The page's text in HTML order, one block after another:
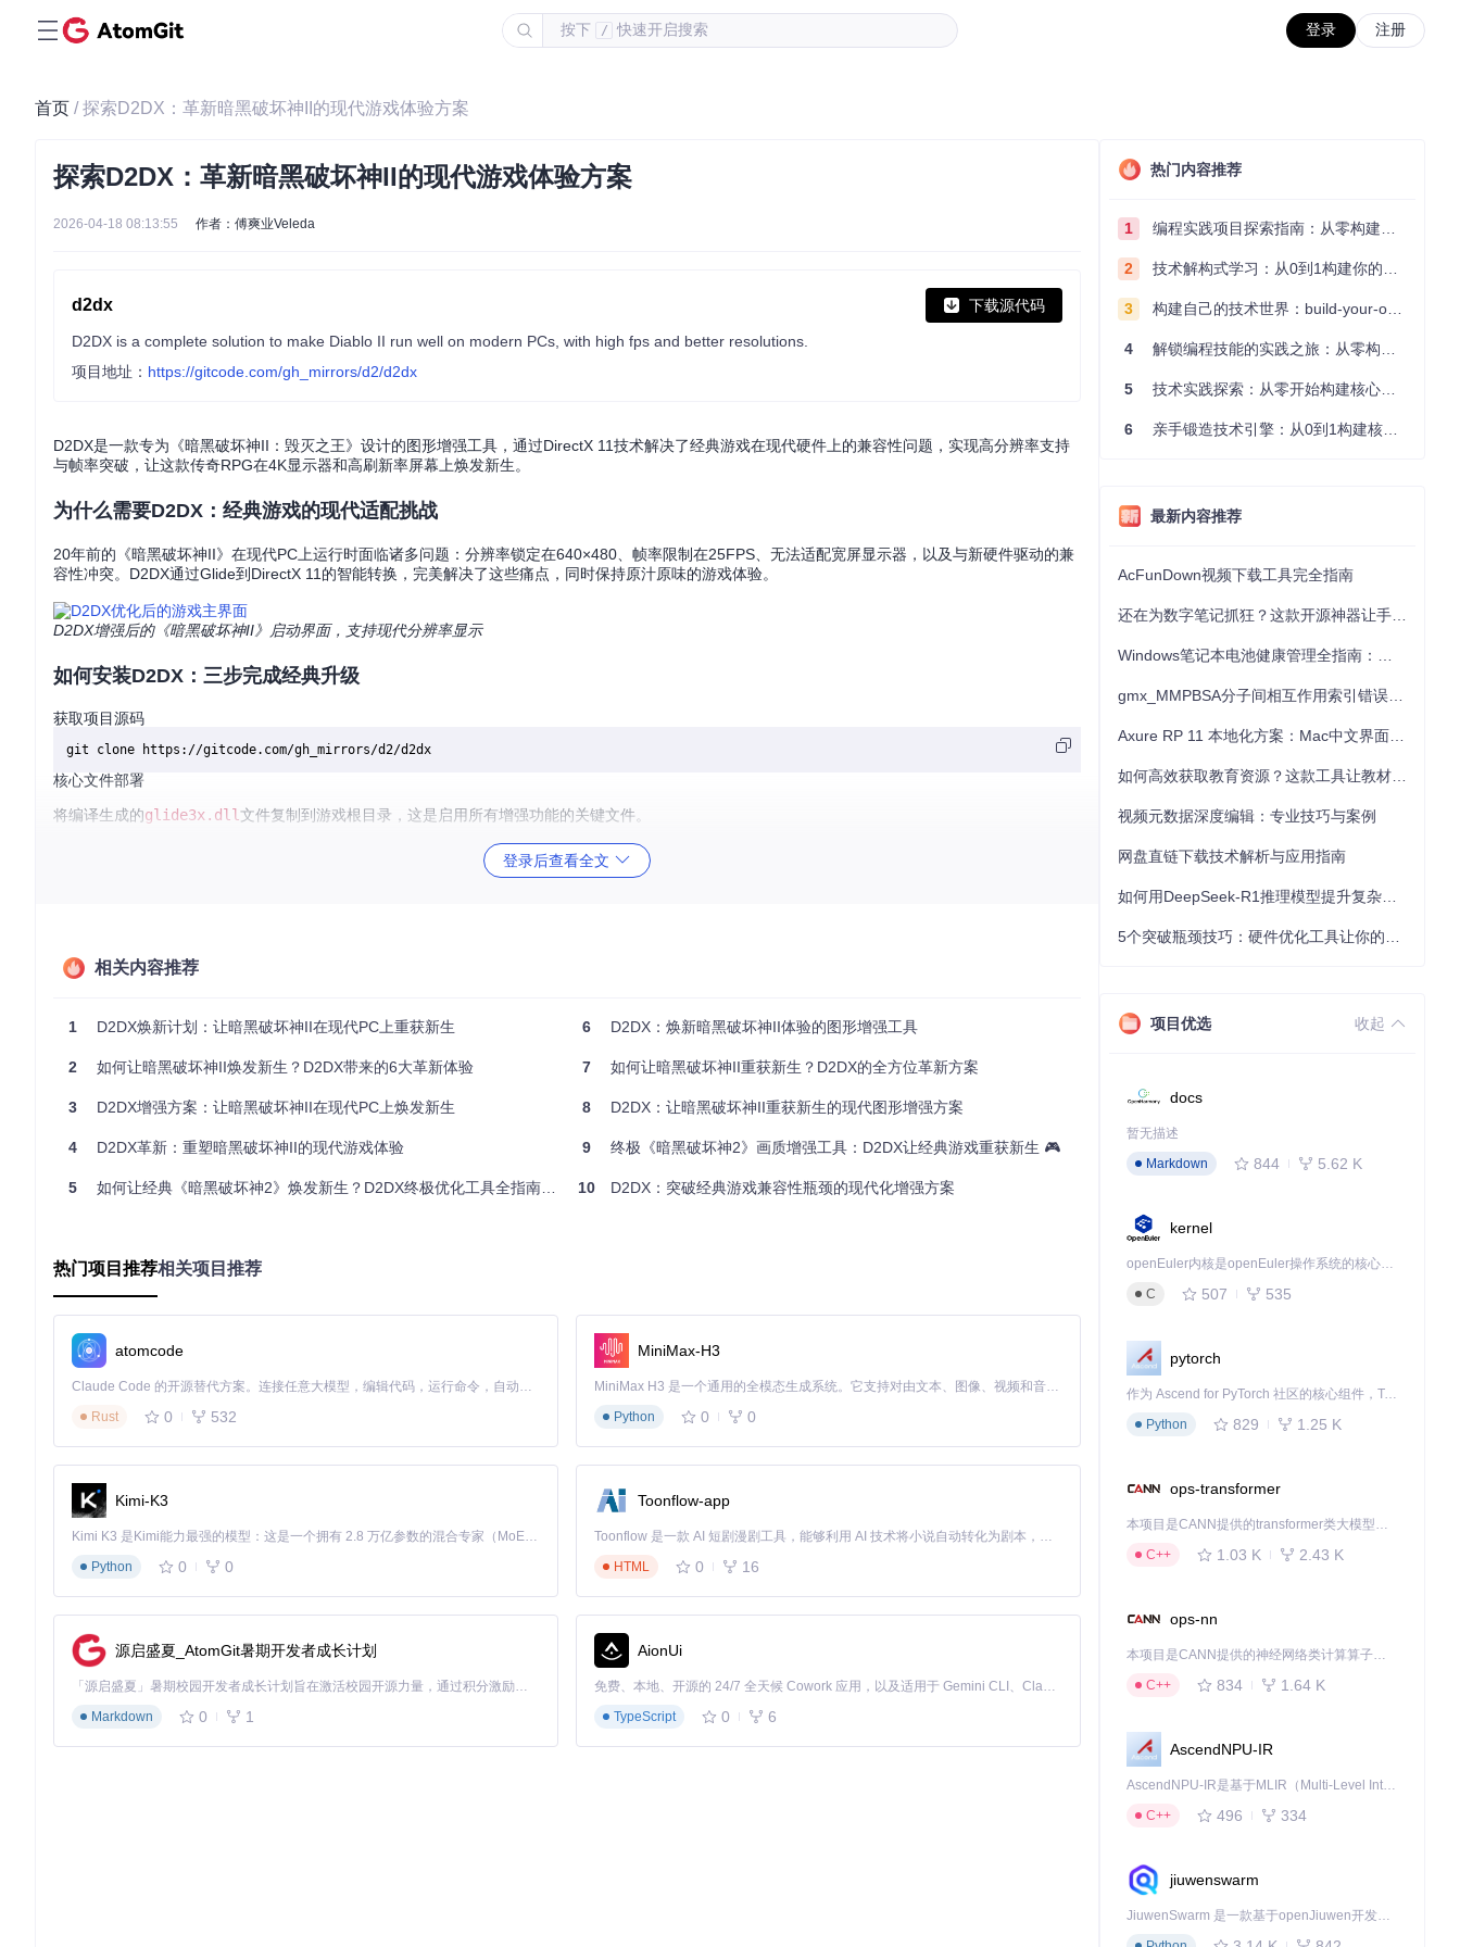
按下 / 快速开启搜索 登录 注册
首页 / 探索D2DX：革新暗黑破坏神II的现代游戏体验方案
探索D2DX：革新暗黑破坏神II的现代游戏体验方案
2026-04-18 08:13:55 作者：傅爽业Veleda
d2dx 下载源代码
D2DX is a complete solution to make Diablo II run well on modern PCs, with high fps and better resolutions.
项目地址： https://gitcode.com/gh_mirrors/d2/d2dx
D2DX是一款专为《暗黑破坏神II：毁灭之王》设计的图形增强工具，通过DirectX 11技术解决了经典游戏在现代硬件上的兼容性问题，实现高分辨率支持
与帧率突破，让这款传奇RPG在4K显示器和高刷新率屏幕上焕发新生。
为什么需要D2DX：经典游戏的现代适配挑战
20年前的《暗黑破坏神II》在现代PC上运行时面临诸多问题：分辨率锁定在640×480、帧率限制在25FPS、无法适配宽屏显示器，以及与新硬件驱动的兼
容性冲突。D2DX通过Glide到DirectX 11的智能转换，完美解决了这些痛点，同时保持原汁原味的游戏体验。
D2DX增强后的《暗黑破坏神II》启动界面，支持现代分辨率显示
如何安装D2DX：三步完成经典升级
获取项目源码
核心文件部署
将编译生成的glide3x.dll 文件复制到游戏根目录，这是启用所有增强功能的关键文件。
提升画面质量的关键设置：从模糊到清晰的蜕变
高分辨率支持
D2DX突破原版游戏限制，支持从640×480到4K的多种分辨率设置。通过修改配置文件中的 size参数，可自由调整游戏内部分辨率，系统会自动优化显示
D2DX优化后的赫拉迪姆营地场景，细节清晰可见
D2DX提供FXAA（快速近似抗锯齿）技术，在几乎不影响性能的情况下显著改善画面质量。对比以下两张图片，可直观看到开启FXAA后角色边缘的平滑
效果：
D2DX开启FXAA后的画面，边缘平滑自然
未开启抗锯齿的原始画面，边缘锯齿明显
游戏画面更加流畅，还显著改善了鼠标操作的响应速度。
高级配置技巧：打造个性化游戏体验
缩放算法选择
高质量模式：保持像素锐利度，适合追求原汁原味体验
登录后查看全文
相关内容推荐
1 D2DX焕新计划：让暗黑破坏神II在现代PC上重获新生
2 如何让暗黑破坏神II焕发新生？D2DX带来的6大革新体验
3 D2DX增强方案：让暗黑破坏神II在现代PC上焕发新生
4 D2DX革新：重塑暗黑破坏神II的现代游戏体验
5 如何让经典《暗黑破坏神2》焕发新生？D2DX终极优化工具全指南 🎮
6 D2DX：焕新暗黑破坏神II体验的图形增强工具
7 如何让暗黑破坏神II重获新生？D2DX的全方位革新方案
8 D2DX：让暗黑破坏神II重获新生的现代图形增强方案
9 终极《暗黑破坏神2》画质增强工具：D2DX让经典游戏重获新生 🎮
10 D2DX：突破经典游戏兼容性瓶颈的现代化增强方案
热门项目推荐相关项目推荐
atomcode
Claude Code 的开源替代方案。连接任意大模型，编辑代码，运行命令，自动验证 — 全自动执行。用 Rust 构建，极致性能。 ｜ An open-source alternative to Claude Code. Connect any LLM, edit code, run commands, and verify changes — autonomously. Built in Rust for speed. Get Started
Rust
0 532
MiniMax-H3
MiniMax H3 是一个通用的全模态生成系统。它支持对由文本、图像、视频和音频组成的多模态上下文进行统一理解，并能生成分辨率高达 2K、时长可达 15 秒的带原生立体声音频的视频。得益于面向任务泛化的系统设计，H3 在预训练阶段就已具备广泛的多模态上下文理解与生成能力，能够出色地执行复杂的多模态指令。
Python
0 0
Kimi-K3
Kimi K3 是Kimi能力最强的模型：这是一个拥有 2.8 万亿参数的混合专家（MoE）模型，具备原生视觉理解能力，并支持 100 万 token 的上下文窗口。
Python
0 0
Toonflow-app
Toonflow 是一款 AI 短剧漫剧工具，能够利用 AI 技术将小说自动转化为剧本，并结合 AI 生成的图片和视频，实现高效的短剧创作。借助 Toonflow，可以轻松完成从文字到影像的全流程，让短剧制作变得更加智能与便捷。
HTML
0 16
源启盛夏_AtomGit暑期开发者成长计划
「源启盛夏」暑期校园开发者成长计划旨在激活校园开源力量，通过积分激励、认证扶持、资源倾斜等形式，引导高校组织和开发者完成「入驻 — 建项目 — 做贡献 — 获认证 — 得资源」的完整闭环。无论你是想带领社团入驻平台的组织者，还是希望用代码贡献证明自己的开发者，都能在这里找到属于你的成长路径。
Markdown
0 1
AionUi
免费、本地、开源的 24/7 全天候 Cowork 应用，以及适用于 Gemini CLI、Claude Code、Codex、OpenCode、Qwen Code、Goose CLI、Auggie 等的 OpenClaw | 🌟 喜欢就点star吧
TypeScript
0 6
热门内容推荐
1 编程实践项目探索指南：从零构建技术能力体系
2 技术解构式学习：从0到1构建你的编程知识体系
3 构建自己的技术世界：build-your-own-x项目的实践探索指南
4 解锁编程技能的实践之旅：从零构建你的技术世界
5 技术实践探索：从零开始构建核心系统的实践指南
6 亲手锻造技术引擎：从0到1构建核心系统的实践指南
最新内容推荐
AcFunDown视频下载工具完全指南
视频元数据深度编辑：专业技巧与案例
网盘直链下载技术解析与应用指南
项目优选 收起
docs
暂无描述
Markdown
844 5.62 K
kernel
openEuler内核是openEuler操作系统的核心，既是系统性能与稳定性的基石，也是连接处理器、设备与服务的桥梁。
C
507 535
pytorch
作为 Ascend for PyTorch 社区的核心组件，TorchNPU 是昇腾专为 PyTorch 打造的深度学习适配插件，使 PyTorch 框架能够直接调用昇腾 NPU，为开发者提供昇腾 AI 处理器的超强算力。
Python
829 1.25 K
ops-transformer
本项目是CANN提供的transformer类大模型算子库，实现网络在NPU上加速计算。
C++
1.03 K 2.43 K
ops-nn
本项目是CANN提供的神经网络类计算算子库，实现网络在NPU上加速计算。
C++
834 1.64 K
AscendNPU-IR
AscendNPU-IR是基于MLIR（Multi-Level Intermediate Representation）构建的，面向昇腾亲和算子编译时使用的中间表示，提供昇腾完备表达能力，通过编译优化提升昇腾AI处理器计算效率，支持通过生态框架使能昇腾AI处理器与深度调优
C++
496 334
jiuwenswarm
JiuwenSwarm 是一款基于openJiuwen开发的智能AI Agent，它能够将大语言模型的强大能力，通过你日常使用的各类通讯应用，直接延伸至你的指尖。